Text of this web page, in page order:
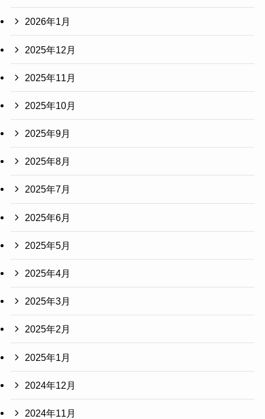
2026年1月
2025年12月
2025年11月
2025年10月
2025年9月
2025年8月
2025年7月
2025年6月
2025年5月
2025年4月
2025年3月
2025年2月
2025年1月
2024年12月
2024年11月